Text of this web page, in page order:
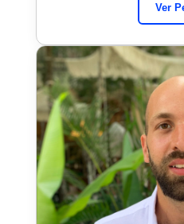
Ver